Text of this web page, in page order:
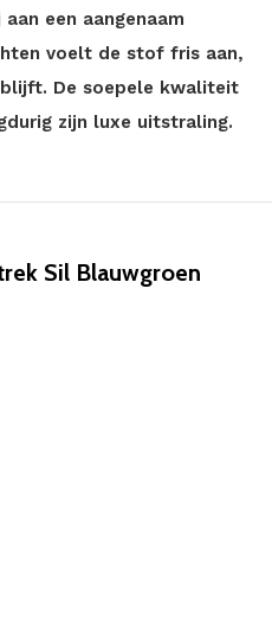
een aangenaam
voelt de stof fris aan,
De soepele kwaliteit
zijn luxe uitstraling.
Sil Blauwgroen